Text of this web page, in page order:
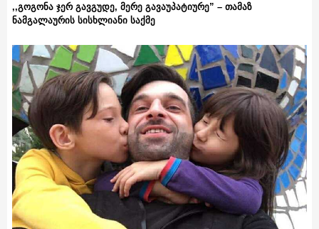
,,გოგონა ჯერ გავგუდე, მერე გავაუპატიურე” – თამაზ
ნამგალაურის სისხლიანი საქმე